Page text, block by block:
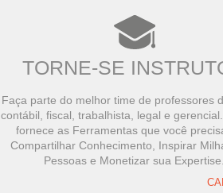
TORNE-SE
Faça parte do melhor time de professores
contábil, fiscal, trabalhista, legal e
fornece as Ferramentas que você
Compartilhar Conhecimento, Inspirar
Pessoas e Monetizar sua Expertise.